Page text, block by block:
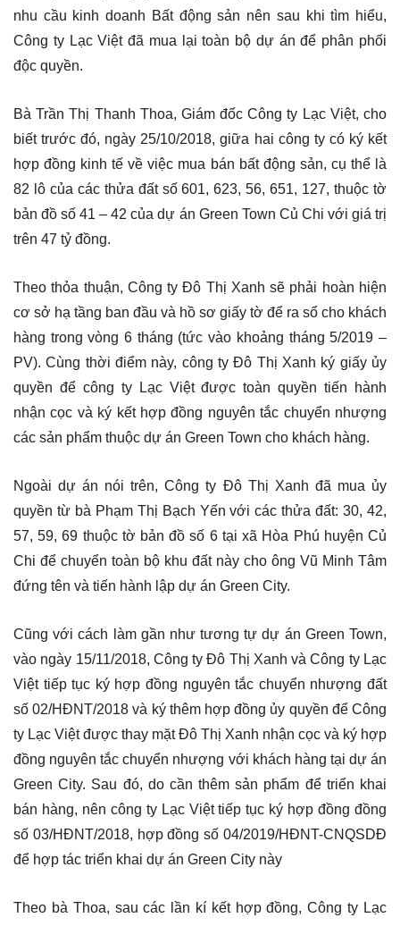
nhu cầu kinh doanh Bất động sản nên sau khi tìm hiểu,
Công ty Lạc Việt đã mua lại toàn bộ dự án để phân phối
độc quyền.
Bà Trần Thị Thanh Thoa, Giám đốc Công ty Lạc Việt, cho
biết trước đó, ngày 25/10/2018, giữa hai công ty có ký kết
hợp đồng kinh tế về việc mua bán bất động sản, cụ thể là
82 lô của các thửa đất số 601, 623, 56, 651, 127, thuộc tờ
bản đồ số 41 – 42 của dự án Green Town Củ Chi với giá trị
trên 47 tỷ đồng.
Theo thỏa thuận, Công ty Đô Thị Xanh sẽ phải hoàn hiện
cơ sở hạ tầng ban đầu và hồ sơ giấy tờ để ra sổ cho khách
hàng trong vòng 6 tháng (tức vào khoảng tháng 5/2019 –
PV). Cùng thời điểm này, công ty Đô Thị Xanh ký giấy ủy
quyền để công ty Lạc Việt được toàn quyền tiến hành
nhận cọc và ký kết hợp đồng nguyên tắc chuyển nhượng
các sản phẩm thuộc dự án Green Town cho khách hàng.
Ngoài dự án nói trên, Công ty Đô Thị Xanh đã mua ủy
quyền từ bà Phạm Thị Bạch Yến với các thửa đất: 30, 42,
57, 59, 69 thuộc tờ bản đồ số 6 tại xã Hòa Phú huyện Củ
Chi để chuyển toàn bộ khu đất này cho ông Vũ Minh Tâm
đứng tên và tiến hành lập dự án Green City.
Cũng với cách làm gần như tương tự dự án Green Town,
vào ngày 15/11/2018, Công ty Đô Thị Xanh và Công ty Lạc
Việt tiếp tục ký hợp đồng nguyên tắc chuyển nhượng đất
số 02/HĐNT/2018 và ký thêm hợp đồng ủy quyền để Công
ty Lạc Việt được thay mặt Đô Thị Xanh nhận cọc và ký hợp
đồng nguyên tắc chuyển nhượng với khách hàng tại dự án
Green City. Sau đó, do cần thêm sản phẩm để triển khai
bán hàng, nên công ty Lạc Việt tiếp tục ký hợp đồng đồng
số 03/HĐNT/2018, hợp đồng số 04/2019/HĐNT-CNQSDĐ
để hợp tác triển khai dự án Green City này
Theo bà Thoa, sau các lần kí kết hợp đồng, Công ty Lạc